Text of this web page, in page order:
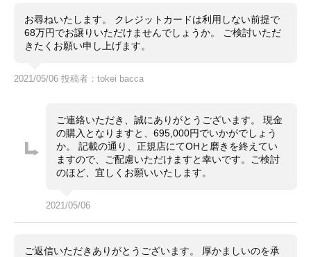
※2020年5月、HUBLOT正規店において、オーバーホー
ル（コンプリートサービス）等を実施
※オーバーホール等の費用は109,780円にて実施（添付
■外装について
※外装仕上げ費用は27,280円にて実施（添付の写真を
ご参照ください）
※ベルトの内側部分に僅かな使用感がある程度です。
・非常に綺麗な商品です。
・2012年5月15日、HUBLOT正規店 (東武百貨店/池袋
チ・ジュエリージャパン ウブロ ディビジョン）にてOH
＆外装仕上げ済です。
た状態で同封いたします。
お尋ねいたします。 クレジットカードは利用しない前提で
68万円でお譲りいただけませんでしょうか。 ご検討いただ
きたくお願い申し上げます。
2021/05/06 投稿者：tokei bacca
ご連絡いただき、誠にありがとうございます。 現金
の購入となりますと、695,000円でいかがでしょう
か。 記載の通り、正規店にてOHと磨きを終えてい
ますので、ご配慮いただけますと幸いです。ご検討
のほど、宜しくお願いいたします。
2021/05/06
ご返信いただきありがとうございます。 厚かましいのを承